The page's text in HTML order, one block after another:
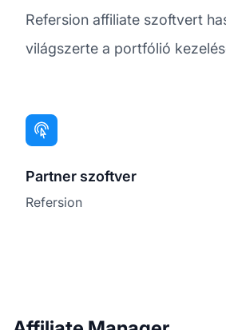
Refersion affiliate szoftvert
világszerte a portfólió
Partner szoftver
Refersion